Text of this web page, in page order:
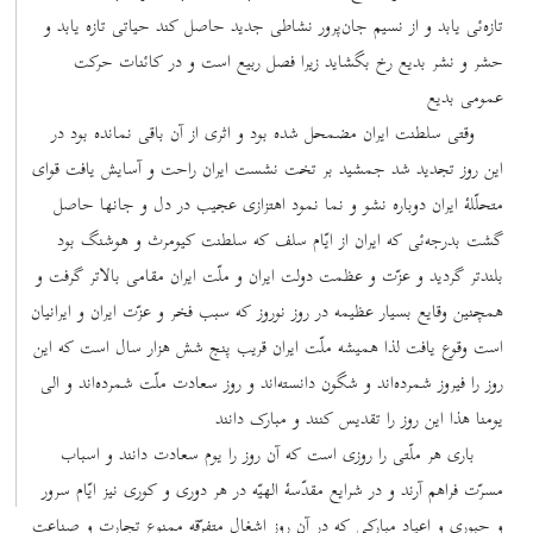
تازه‌ئی یابد و از نسیم جان‌پرور نشاطی جدید حاصل کند حیاتی تازه یابد و
حشر و نشر بدیع رخ بگشاید زیرا فصل ربیع است و در کائنات حرکت
عمومی بدیع
وقتی سلطنت ایران مضمحل شده بود و اثری از آن باقی نمانده بود در
این روز تجدید شد جمشید بر تخت نشست ایران راحت و آسایش یافت قوای
متحلّلۀ ایران دوباره نشو و نما نمود اهتزازی عجیب در دل و جانها حاصل
گشت بدرجه‌ئی که ایران از ایّام سلف که سلطنت کیومرث و هوشنگ بود
بلندتر گردید و عزّت و عظمت دولت ایران و ملّت ایران مقامی بالاتر گرفت و
همچنین وقایع بسیار عظیمه در روز نوروز که سبب فخر و عزّت ایران و ایرانیان
است وقوع یافت لذا همیشه ملّت ایران قریب پنج شش هزار سال است که این
روز را فیروز شمرده‌اند و شگون دانسته‌اند و روز سعادت ملّت شمرده‌اند و الی
یومنا هذا این روز را تقدیس کنند و مبارک دانند
باری هر ملّتی را روزی است که آن روز را یوم سعادت دانند و اسباب
مسرّت فراهم آرند و در شرایع مقدّسۀ الهیّه در هر دوری و کوری نیز ایّام سرور